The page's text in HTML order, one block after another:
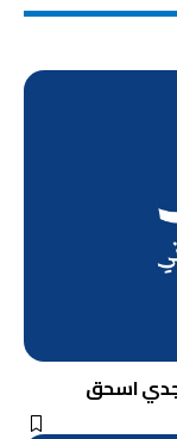
اسحق